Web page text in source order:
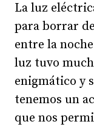
La luz
para borrar
entre la
luz tuvo
enigmático y
tenemos un
que nos